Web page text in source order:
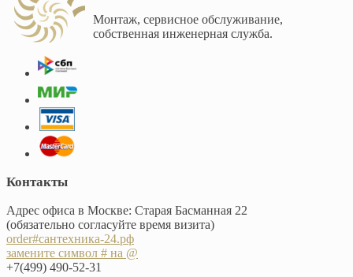
Монтаж, сервисное обслуживание,
собственная инженерная служба.
Контакты
Адрес офиса в Москве: Старая Басманная 22
(обязательно согласуйте время визита)
order#сантехника-24.рф
замените символ # на @
+7(499) 490-52-31